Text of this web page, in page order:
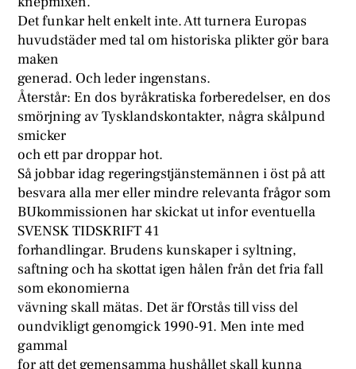
Det funkar helt enkelt inte. Att turnera Europas
huvudstäder med tal om historiska plikter gör bara
maken
generad. Och leder ingenstans.
Återstår: En dos byråkratiska forberedelser, en dos
smörjning av Tysklandskontakter, några skålpund
smicker
och ett par droppar hot.
Så jobbar idag regeringstjänstemännen i öst på att
besvara alla mer eller mindre relevanta frågor som
BUkommissionen har skickat ut infor eventuella
SVENSK TIDSKRIFT 41
forhandlingar. Brudens kunskaper i syltning,
saftning och ha skottat igen hålen från det fria fall
som ekonomierna
vävning skall mätas. Det är fOrstås till viss del
oundvikligt genomgick 1990-91. Men inte med
gammal
for att det gemensamma hushållet skall kunna